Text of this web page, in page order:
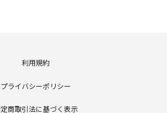
利用規約
プライバシーポリシー
商取引法に基づく表示